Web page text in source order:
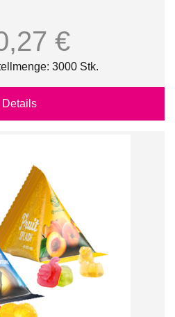
€
3000 Stk.
Details